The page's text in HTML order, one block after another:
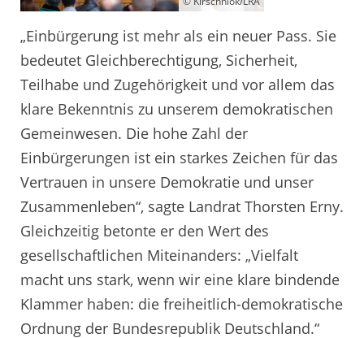
„Einbürgerung ist mehr als ein neuer Pass. Sie
bedeutet Gleichberechtigung, Sicherheit,
Teilhabe und Zugehörigkeit und vor allem das
klare Bekenntnis zu unserem demokratischen
Gemeinwesen. Die hohe Zahl der
Einbürgerungen ist ein starkes Zeichen für das
Vertrauen in unsere Demokratie und unser
Zusammenleben“, sagte Landrat Thorsten Erny.
Gleichzeitig betonte er den Wert des
gesellschaftlichen Miteinanders: „Vielfalt
macht uns stark, wenn wir eine klare bindende
Klammer haben: die freiheitlich-demokratische
Ordnung der Bundesrepublik Deutschland.“